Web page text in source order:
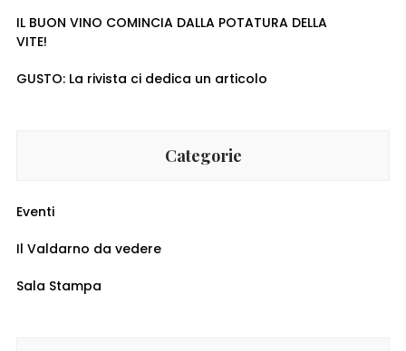
IL BUON VINO COMINCIA DALLA POTATURA DELLA
VITE!
GUSTO: La rivista ci dedica un articolo
Categorie
Eventi
Il Valdarno da vedere
Sala Stampa